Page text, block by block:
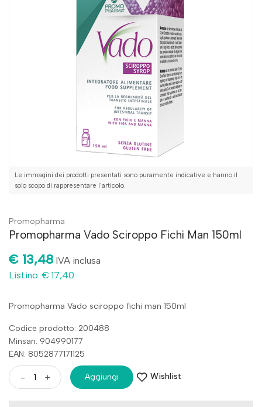
Le immagini dei prodotti presentati sono puramente indicative e hanno il
solo scopo di rappresentare l'articolo.
Promopharma
Promopharma Vado Sciroppo Fichi Man 150ml
€ 13,48 IVA inclusa
Listino: € 17,40
Promopharma Vado sciroppo fichi man 150ml
Codice prodotto: 200488
Minsan: 904990177
EAN: 8052877171125
- + Aggiungi Wishlist